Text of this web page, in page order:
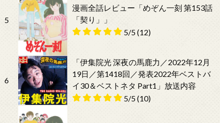
5
漫画全話レビュー「めぞん一刻 第153話
「契り」」
5/5(12)
6
「伊集院光 深夜の馬鹿力／2022年12月
19日／第1418回／発表2022年ベストバ
イ30＆ベストネタ Part1」放送内容
5/5(10)